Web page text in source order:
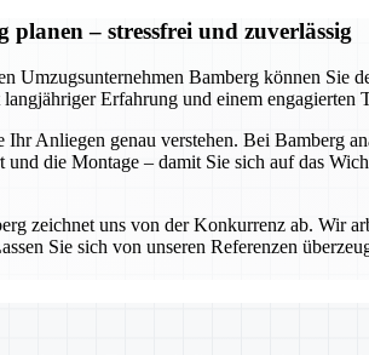
– stressfrei und zuverlässig
Bamberg können Sie
Erfahrung und einem
Anliegen genau verstehen. Bei Bamberg
die Montage – damit Sie sich auf das
zeichnet uns von der Konkurrenz ab. Wir
Sie sich von unseren Referenzen